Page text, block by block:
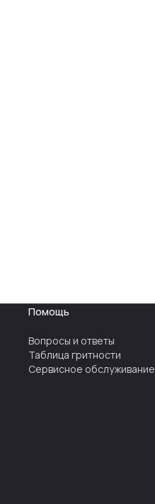
Помощь
Вопросы и ответы
Таблица гритности
Сервисное обслуживание